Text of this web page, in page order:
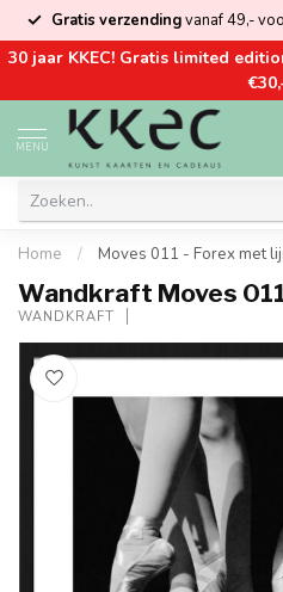
Gratis verzendingvanaf 49,-
30 jaar KKEC! Gratis limited
MENU
Home / Moves 011 - Forex met
Wandkraft Moves
WANDKRAFT